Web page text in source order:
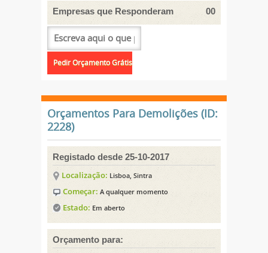
Empresas que Responderam 00
Orçamentos Para Demolições (ID:
2228)
Registado desde 25-10-2017
Localização: Lisboa, Sintra
Começar: A qualquer momento
Estado: Em aberto
Orçamento para: